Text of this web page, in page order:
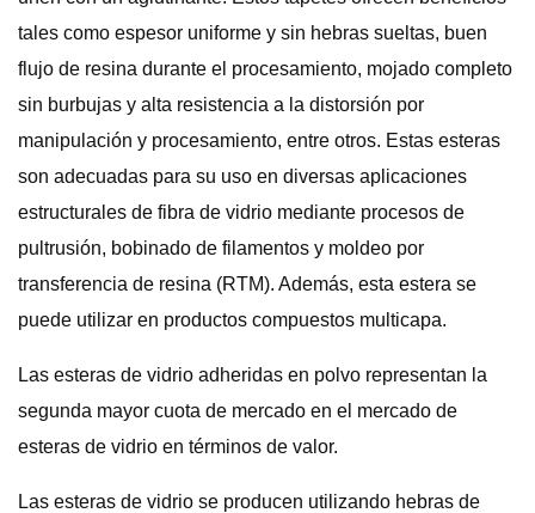
tales como espesor uniforme y sin hebras sueltas, buen
flujo de resina durante el procesamiento, mojado completo
sin burbujas y alta resistencia a la distorsión por
manipulación y procesamiento, entre otros. Estas esteras
son adecuadas para su uso en diversas aplicaciones
estructurales de fibra de vidrio mediante procesos de
pultrusión, bobinado de filamentos y moldeo por
transferencia de resina (RTM). Además, esta estera se
puede utilizar en productos compuestos multicapa.
Las esteras de vidrio adheridas en polvo representan la
segunda mayor cuota de mercado en el mercado de
esteras de vidrio en términos de valor.
Las esteras de vidrio se producen utilizando hebras de